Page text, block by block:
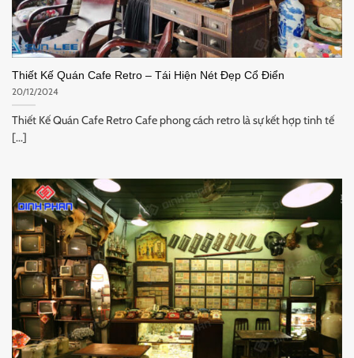
Thiết Kế Quán Cafe Retro – Tái Hiện Nét Đẹp Cổ Điển
20/12/2024
Thiết Kế Quán Cafe Retro Cafe phong cách retro là sự kết hợp tinh tế
[...]